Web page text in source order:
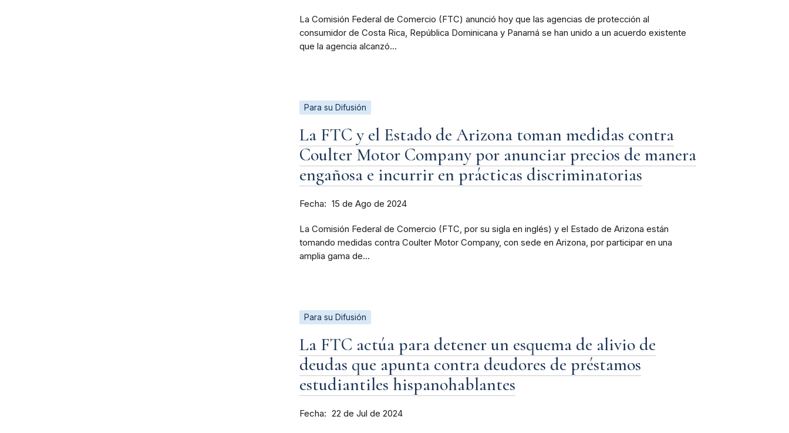
La Comisión Federal de Comercio (FTC) anunció hoy que las agencias de protección al
consumidor de Costa Rica, República Dominicana y Panamá se han unido a un acuerdo existente
que la agencia alcanzó...
Para su Difusión
La FTC y el Estado de Arizona toman medidas contra
Coulter Motor Company por anunciar precios de manera
engañosa e incurrir en prácticas discriminatorias
Fecha 15 de Ago de 2024
La Comisión Federal de Comercio (FTC, por su sigla en inglés) y el Estado de Arizona están
tomando medidas contra Coulter Motor Company, con sede en Arizona, por participar en una
amplia gama de...
Para su Difusión
La FTC actúa para detener un esquema de alivio de
deudas que apunta contra deudores de préstamos
estudiantiles hispanohablantes
Fecha 22 de Jul de 2024